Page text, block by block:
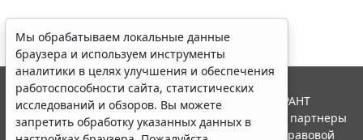
Мы обрабатываем локальные данные
браузера и используем инструменты
аналитики в целях улучшения и обеспечения
работоспособности сайта, статистических
исследований и обзоров. Вы можете
запретить обработку указанных данных в
© ООО "НПП "ГАРАНТ-СЕРВИС", 2026. Система ГАРАНТ
выпускается с 1990 года. Компания "Гарант" и ее партнеры
являются участниками Российской ассоциации правовой